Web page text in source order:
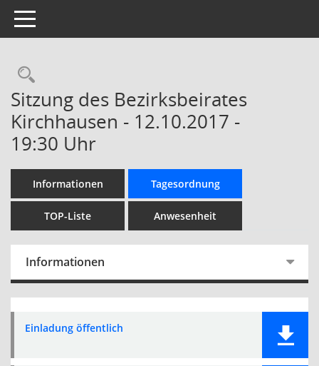
Toggle navigation
Rechercheauswahl
Sitzung des Bezirksbeirates
Kirchhausen - 12.10.2017 -
19:30 Uhr
Informationen Tagesordnung
TOP-Liste Anwesenheit
Informationen
Einladung öffentlich